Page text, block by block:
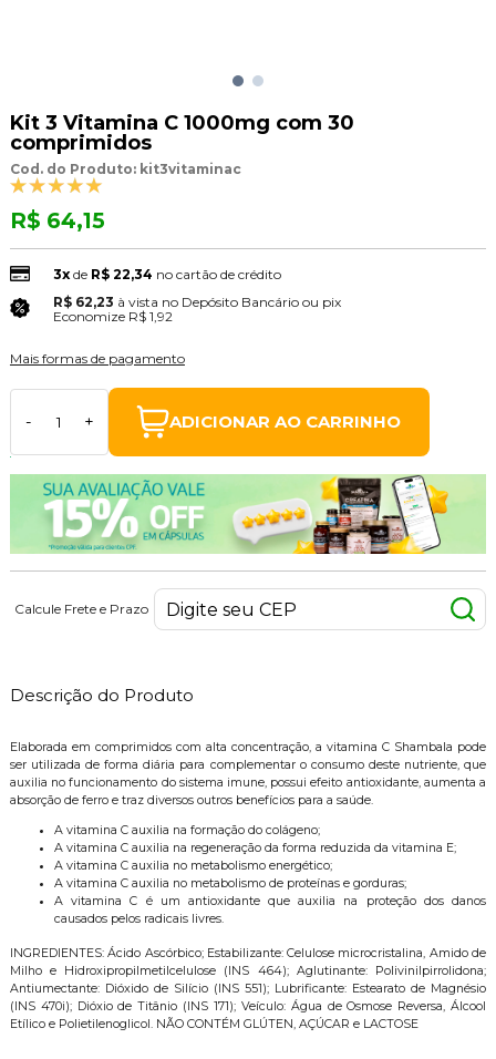
Kit 3 Vitamina C 1000mg com 30
comprimidos
Cod. do Produto: kit3vitaminac
R$ 64,15
3xde R$ 22,34 no cartão de crédito
R$ 62,23 à vista no Depósito Bancário ou pix
Economize R$ 1,92
Mais formas de pagamento
- + ADICIONAR AO CARRINHO
Calcule Frete e Prazo
Descrição do Produto
Elaborada em comprimidos com alta concentração, a vitamina C Shambala pode
ser utilizada de forma diária para complementar o consumo deste nutriente, que
auxilia no funcionamento do sistema imune, possui efeito antioxidante, aumenta a
absorção de ferro e traz diversos outros benefícios para a saúde.
A vitamina C auxilia na formação do colágeno;
A vitamina C auxilia na regeneração da forma reduzida da vitamina E;
A vitamina C auxilia no metabolismo energético;
A vitamina C auxilia no metabolismo de proteínas e gorduras;
A vitamina C é um antioxidante que auxilia na proteção dos danos
causados pelos radicais livres.
INGREDIENTES: Ácido Ascórbico; Estabilizante: Celulose microcristalina, Amido de
Milho e Hidroxipropilmetilcelulose (INS 464); Aglutinante: Polivinilpirrolidona;
Antiumectante: Dióxido de Silício (INS 551); Lubrificante: Estearato de Magnésio
(INS 470i); Dióxio de Titânio (INS 171); Veículo: Água de Osmose Reversa, Álcool
Etílico e Polietilenoglicol. NÃO CONTÉM GLÚTEN, AÇÚCAR e LACTOSE